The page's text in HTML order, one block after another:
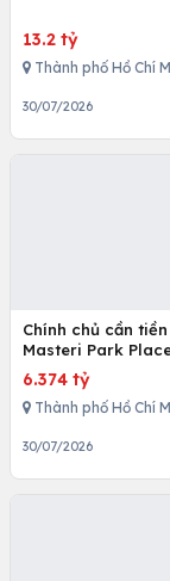
13.2 tỷ
Thành phố Hồ Chí
30/07/2026
Chính chủ cần
Masteri Park
6.374 tỷ
Thành phố Hồ Chí
30/07/2026